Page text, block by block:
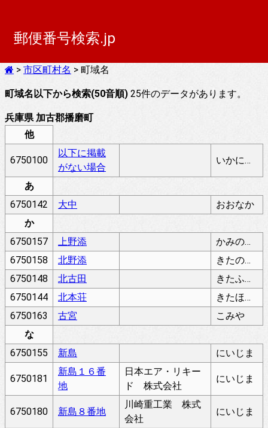
郵便番号検索.jp
> 市区町村名 > 町域名
町域名以下から検索(50音順) 25件のデータがあります。
兵庫県 加古郡播磨町
他
6750100
以下に掲載
がない場合
いかにけいさいがないばあい
あ
6750142
大中
おおなか
か
6750157
上野添
かみのぞえ
6750158
北野添
きたのぞえ
6750148
北古田
きたふるた
6750144
北本荘
きたほんじょう
6750163
古宮
こみや
な
6750155
新島 にいじま
6750181
新島１６番
地
日本エア・リキー
ド 株式会社
にいじま
6750180 新島８番地
川崎重工業 株式
会社
にいじま